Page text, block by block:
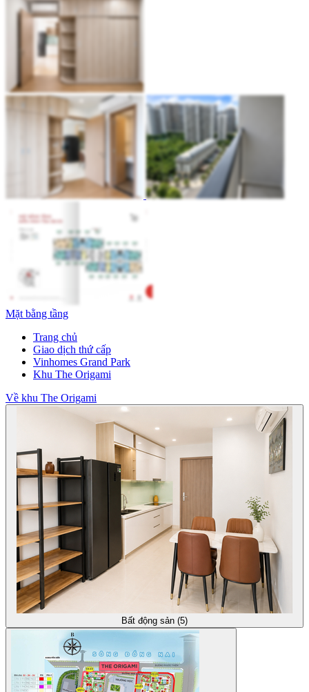
Mặt bằng tầng
Trang chủ
Giao dịch thứ cấp
Vinhomes Grand Park
Khu The Origami
Về khu The Origami
Bất động sản (5)